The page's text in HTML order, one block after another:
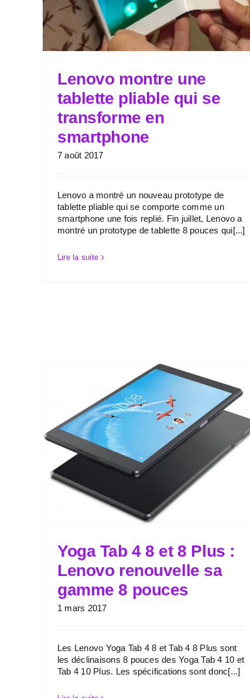
Lenovo montre une
tablette pliable qui se
transforme en
smartphone
7 août 2017
Lenovo a montré un nouveau prototype de
tablette pliable qui se comporte comme un
smartphone une fois replié. Fin juillet, Lenovo a
montré un prototype de tablette 8 pouces qui[...]
Lire la suite
Yoga Tab 4 8 et 8 Plus :
Lenovo renouvelle sa
gamme 8 pouces
1 mars 2017
Les Lenovo Yoga Tab 4 8 et Tab 4 8 Plus sont
les déclinaisons 8 pouces des Yoga Tab 4 10 et
Tab 4 10 Plus. Les spécifications sont donc[...]